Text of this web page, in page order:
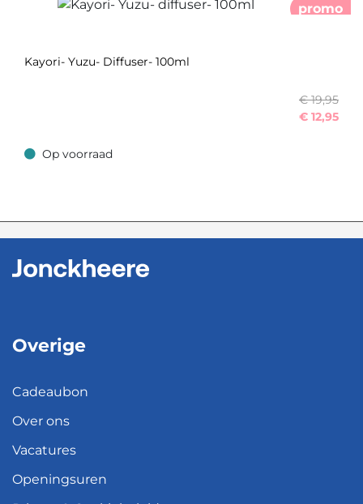
promo
Kayori- Yuzu- Diffuser- 100ml
€ 19,95
€ 12,95
Op voorraad
Op voorraad
Overige
Cadeaubon
Over ons
Vacatures
Openingsuren